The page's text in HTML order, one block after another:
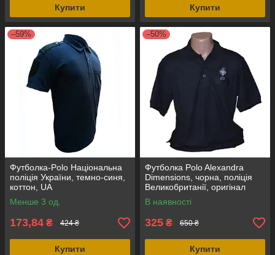
Купити Купити
–59%
Футболка-Polo Національна
поліція України, темно-синя,
коттон, UA
Менше 3 од.
173,84 ₴ 424 ₴
Купити
–50%
Футболка Polo Alexandra
Dimensions, чорна, поліція
Великобританії, оригінал
В наявності
325 ₴ 650 ₴
Купити